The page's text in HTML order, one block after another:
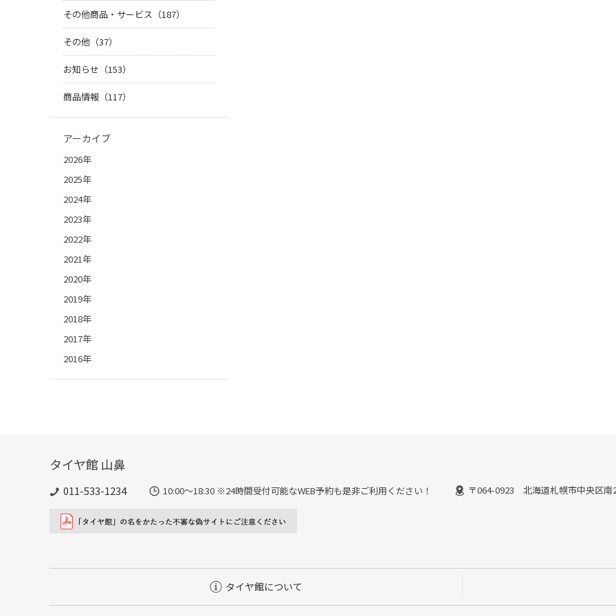
その他商品・サービス（187）
その他（37）
お知らせ（153）
商品情報（117）
アーカイブ
2026年
2025年
2024年
2023年
2022年
2021年
2020年
2019年
2018年
2017年
2016年
タイヤ館 山鼻
011-533-1234 10:00～18:30 ※24時間受付可能なWEB予約も是非ご利用ください！ 〒064-0923 北海道札幌市中央区南
タイヤ館について